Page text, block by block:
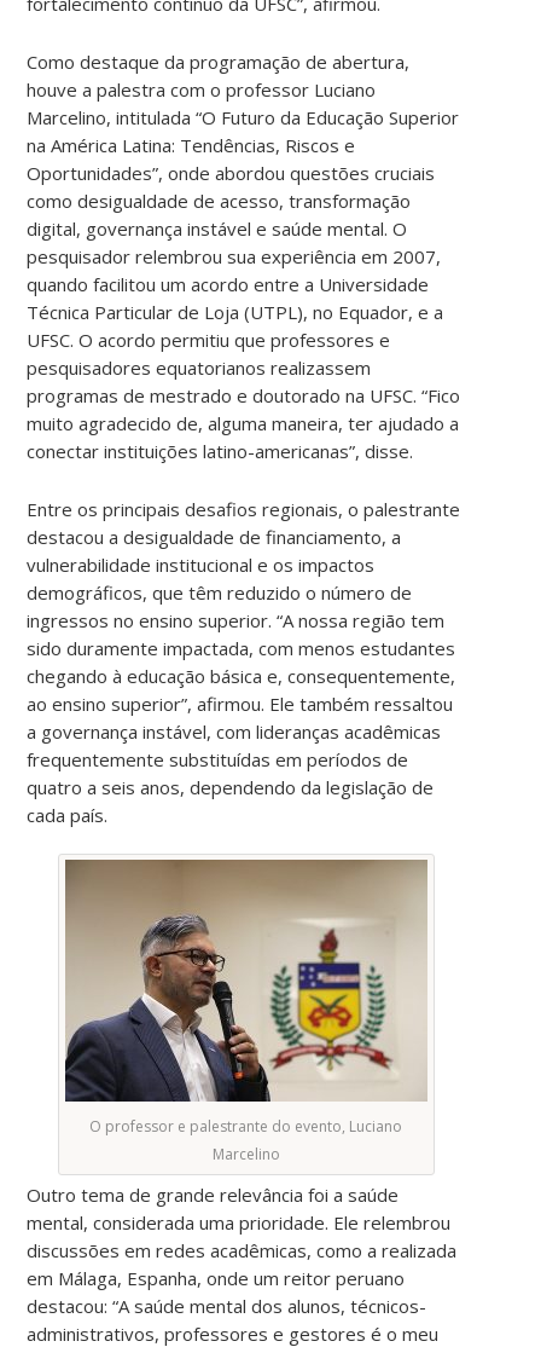
Como destaque da programação de abertura,
houve a palestra com o professor Luciano
Marcelino, intitulada “O Futuro da Educação Superior
na América Latina: Tendências, Riscos e
Oportunidades”, onde abordou questões cruciais
como desigualdade de acesso, transformação
digital, governança instável e saúde mental. O
pesquisador relembrou sua experiência em 2007,
quando facilitou um acordo entre a Universidade
Técnica Particular de Loja (UTPL), no Equador, e a
UFSC. O acordo permitiu que professores e
pesquisadores equatorianos realizassem
programas de mestrado e doutorado na UFSC. “Fico
muito agradecido de, alguma maneira, ter ajudado a
conectar instituições latino-americanas”, disse.
Entre os principais desafios regionais, o palestrante
destacou a desigualdade de financiamento, a
vulnerabilidade institucional e os impactos
demográficos, que têm reduzido o número de
ingressos no ensino superior. “A nossa região tem
sido duramente impactada, com menos estudantes
chegando à educação básica e, consequentemente,
ao ensino superior”, afirmou. Ele também ressaltou
a governança instável, com lideranças acadêmicas
frequentemente substituídas em períodos de
quatro a seis anos, dependendo da legislação de
cada país.
O professor e palestrante do evento, Luciano
Marcelino
Outro tema de grande relevância foi a saúde
mental, considerada uma prioridade. Ele relembrou
discussões em redes acadêmicas, como a realizada
em Málaga, Espanha, onde um reitor peruano
destacou: “A saúde mental dos alunos, técnicos-
administrativos, professores e gestores é o meu